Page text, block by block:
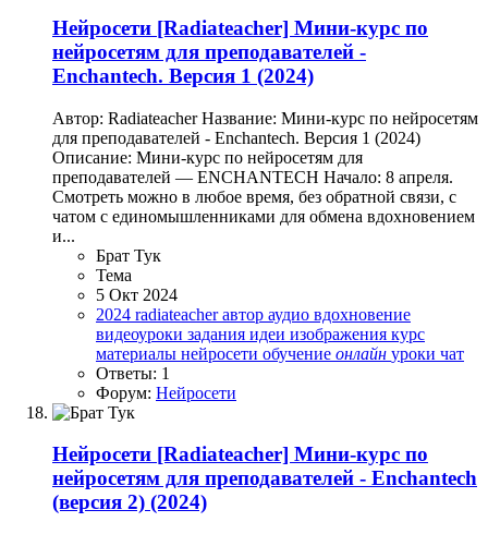
Нейросети [Radiateacher] Мини-курс по
нейросетям для преподавателей -
Enchantech. Версия 1 (2024)
Автор: Radiateacher Название: Мини-курс по нейросетям
для преподавателей - Enchantech. Версия 1 (2024)
Описание: Мини-курс по нейросетям для
преподавателей — ENCHANTECH Начало: 8 апреля.
Смотреть можно в любое время, без обратной связи, с
чатом с единомышленниками для обмена вдохновением
и...
Брат Тук
Тема
5 Окт 2024
2024 radiateacherавтор аудио вдохновение
видеоуроки задания идеи изображения курс
материалы нейросети обучение онлайн уроки чат
Ответы: 1
Форум: Нейросети
Нейросети [Radiateacher] Мини-курс по
нейросетям для преподавателей - Enchantech
(версия 2) (2024)